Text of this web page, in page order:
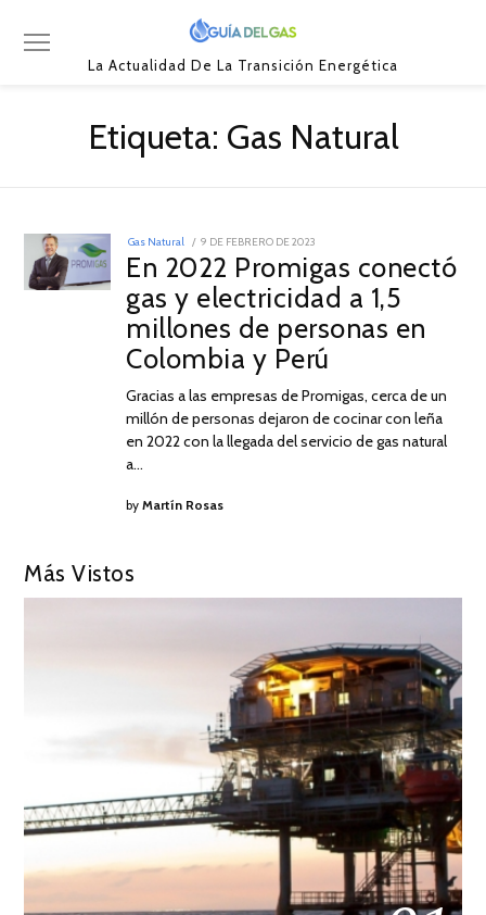
La Actualidad De La Transición Energética
Etiqueta: Gas Natural
Gas Natural
POSTED
ON
9 DE FEBRERO DE 2023
FEBRERO
DE
2023
En 2022 Promigas conectó
gas y electricidad a 1,5
millones de personas en
Colombia y Perú
Gracias a las empresas de Promigas, cerca de un
millón de personas dejaron de cocinar con leña
en 2022 con la llegada del servicio de gas natural
a…
byMartín Rosas
Más Vistos